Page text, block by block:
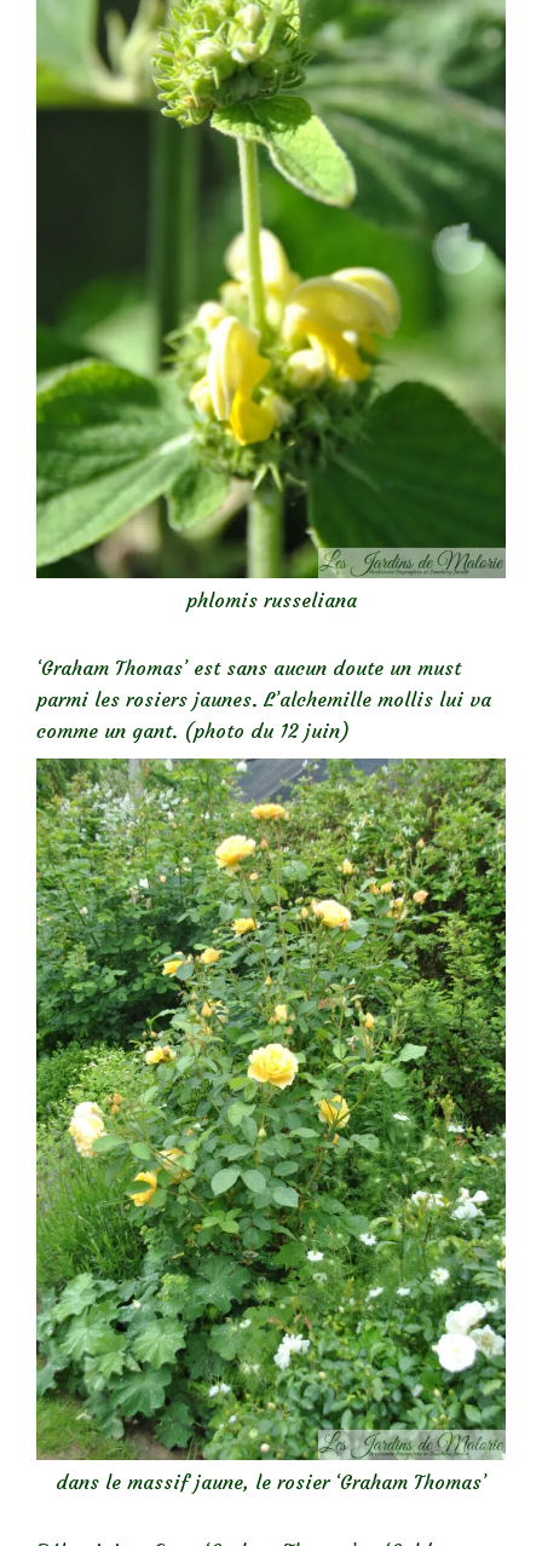
phlomis russeliana
‘Graham Thomas’ est sans aucun doute un must
parmi les rosiers jaunes. L’alchemille mollis lui va
comme un gant. (photo du 12 juin)
dans le massif jaune, le rosier ‘Graham Thomas’